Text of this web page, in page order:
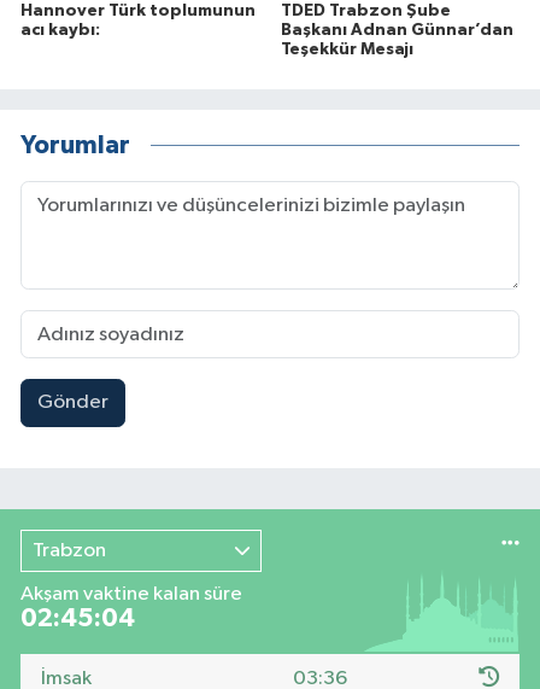
Hannover Türk toplumunun
acı kaybı:
TDED Trabzon Şube
Başkanı Adnan Günnar’dan
Teşekkür Mesajı
Yorumlar
Gönder
Trabzon
Akşam vaktine kalan süre
02:45:02
İmsak 03:36